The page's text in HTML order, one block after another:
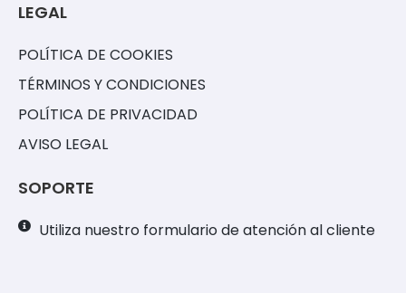
LEGAL
POLÍTICA DE COOKIES
TÉRMINOS Y CONDICIONES
POLÍTICA DE PRIVACIDAD
AVISO LEGAL
SOPORTE
Utiliza nuestro formulario de atención al cliente